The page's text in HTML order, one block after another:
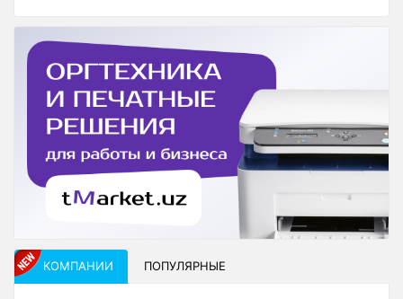
КОМПАНИИ ПОПУЛЯРНЫЕ